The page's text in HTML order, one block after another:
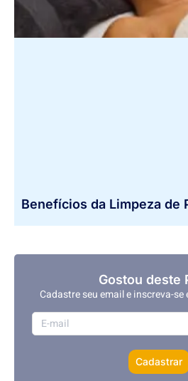
Benefícios da Limpeza de
Gostou deste
Cadastre seu email e inscreva-
Cadastrar